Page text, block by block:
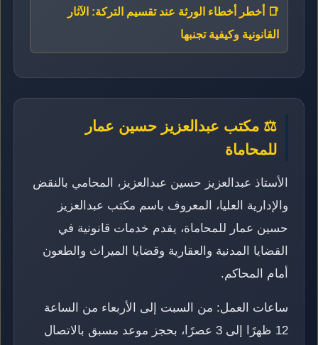
📑 أخطر أخطاء الورثة عند تقسيم التركة: الآثار
القانونية وكيفية تجنبها
⚖️ مكتب عبدالعزيز حسين عمار
للمحاماة
الأستاذ عبدالعزيز حسين عبدالعزيز، المحامي بالنقض
والإدارية العليا، المعروف باسم مكتب عبدالعزيز
حسين عمار للمحاماة، يقدم خدمات قانونية في
القضايا المدنية والعقارية وقضايا الميراث والطعون
أمام المحاكم.
ساعات العمل: من السبت إلى الأربعاء من الساعة
12 ظهرًا إلى 3 عصرًا، بحجز موعد مسبق بالاتصال